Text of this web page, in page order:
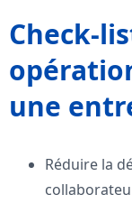
Check-
une
Réduire la